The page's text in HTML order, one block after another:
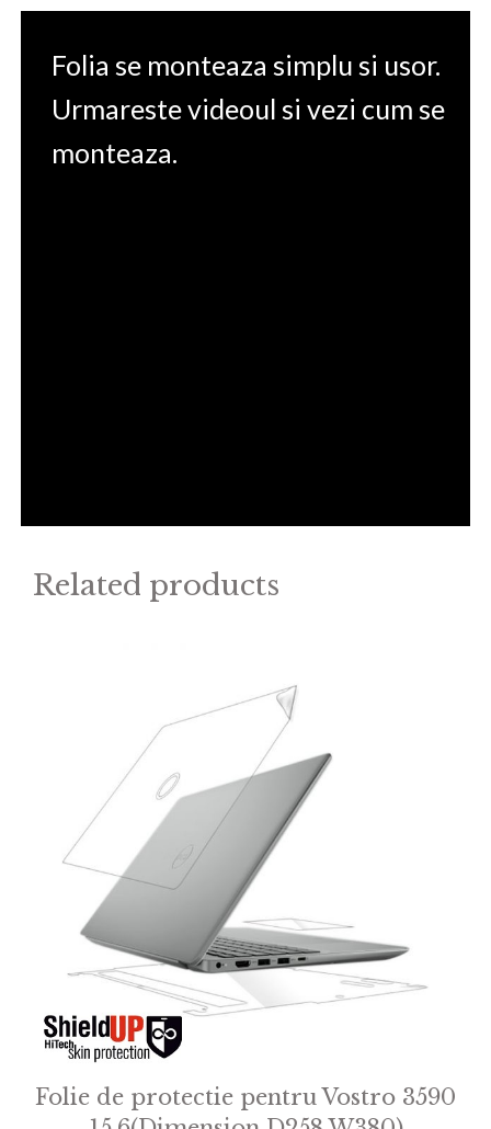
Folia se monteaza simplu si usor.
Urmareste videoul si vezi cum se
monteaza.
Related products
Folie de protectie pentru Vostro 3590